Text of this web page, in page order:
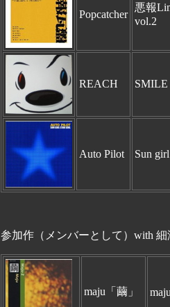
Popcatcher
悪報
vol.2
REACH
Auto Pilot Sun
参加作（メンバーとして）with
maju「繭」